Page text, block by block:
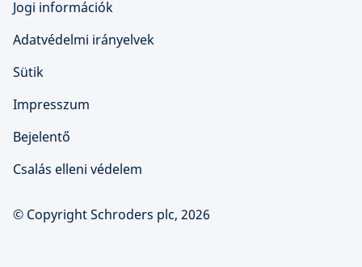
Jogi információk
Adatvédelmi irányelvek
Sütik
Impresszum
Bejelentő
Csalás elleni védelem
© Copyright Schroders plc, 2026